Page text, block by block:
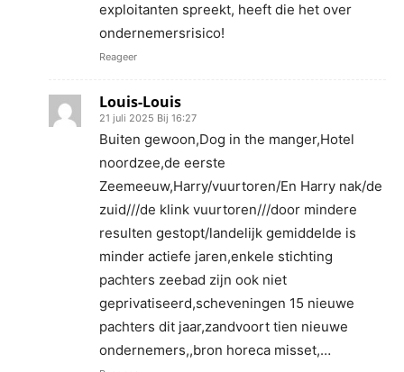
exploitanten spreekt, heeft die het over
ondernemersrisico!
Reageer
Louis-Louis
21 juli 2025 Bij 16:27
Buiten gewoon,Dog in the manger,Hotel
noordzee,de eerste
Zeemeeuw,Harry/vuurtoren/En Harry nak/de
zuid///de klink vuurtoren///door mindere
resulten gestopt/landelijk gemiddelde is
minder actiefe jaren,enkele stichting
pachters zeebad zijn ook niet
geprivatiseerd,scheveningen 15 nieuwe
pachters dit jaar,zandvoort tien nieuwe
ondernemers,,bron horeca misset,…